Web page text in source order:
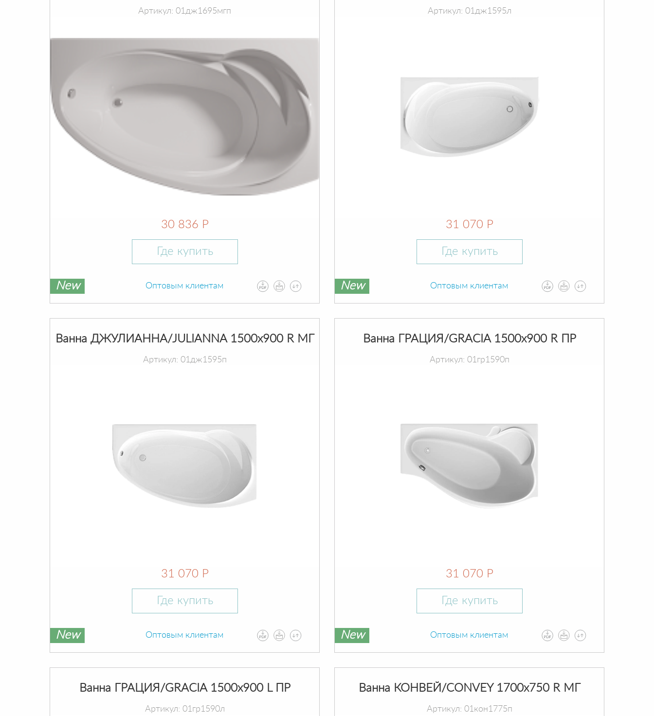
Артикул: 01дж1695мгп
30 836 Р
Где купить
New Оптовым клиентам
Артикул: 01дж1595л
31 070 Р
Где купить
New Оптовым клиентам
Ванна ДЖУЛИАННА/JULIANNA 1500х900 R МГ
Артикул: 01дж1595п
31 070 Р
Где купить
New Оптовым клиентам
Ванна ГРАЦИЯ/GRACIA 1500х900 R ПР
Артикул: 01гр1590п
31 070 Р
Где купить
New Оптовым клиентам
Ванна ГРАЦИЯ/GRACIA 1500х900 L ПР
Артикул: 01гр1590л
Ванна КОНВЕЙ/CONVEY 1700х750 R МГ
Артикул: 01кон1775п